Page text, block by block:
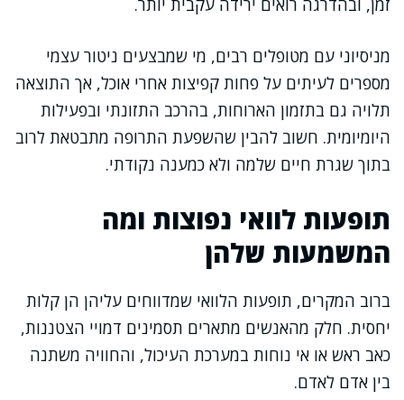
זמן, ובהדרגה רואים ירידה עקבית יותר.
מניסיוני עם מטופלים רבים, מי שמבצעים ניטור עצמי
מספרים לעיתים על פחות קפיצות אחרי אוכל, אך התוצאה
תלויה גם בתזמון הארוחות, בהרכב התזונתי ובפעילות
היומיומית. חשוב להבין שהשפעת התרופה מתבטאת לרוב
בתוך שגרת חיים שלמה ולא כמענה נקודתי.
תופעות לוואי נפוצות ומה
המשמעות שלהן
ברוב המקרים, תופעות הלוואי שמדווחים עליהן הן קלות
יחסית. חלק מהאנשים מתארים תסמינים דמויי הצטננות,
כאב ראש או אי נוחות במערכת העיכול, והחוויה משתנה
בין אדם לאדם.